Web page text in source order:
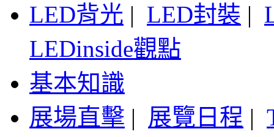
LED背光 | LED封裝 |
LEDinside觀點
基本知識
展場直擊 | 展覽日程 |